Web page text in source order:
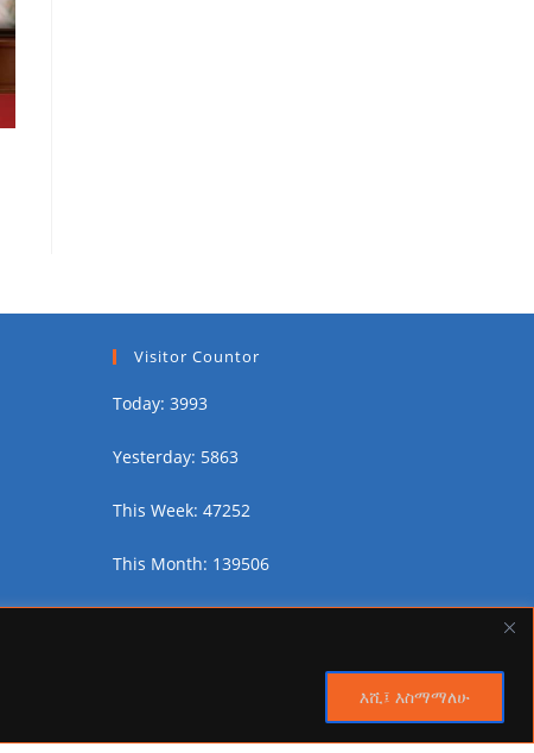
እሺ፤ እስማማለሁ
Visitor Countor
Today: 3993
Yesterday: 5863
This Week: 47252
This Month: 139506